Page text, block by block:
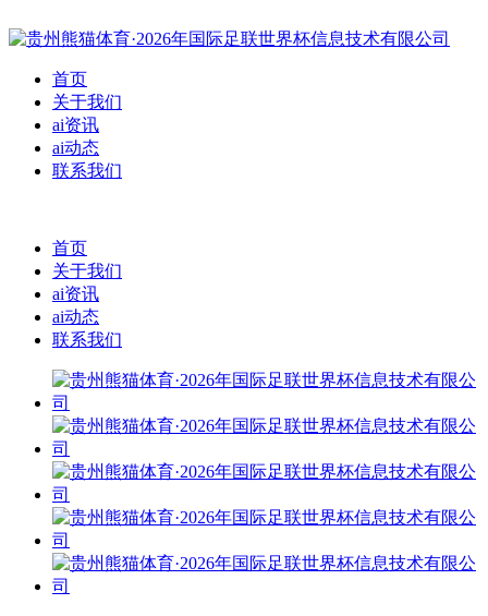
首页
关于我们
ai资讯
ai动态
联系我们
首页
关于我们
ai资讯
ai动态
联系我们